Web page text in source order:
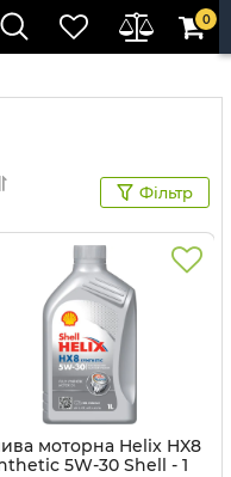
0
Фільтр
моторна Helix HX8
5W-30 Shell - 1